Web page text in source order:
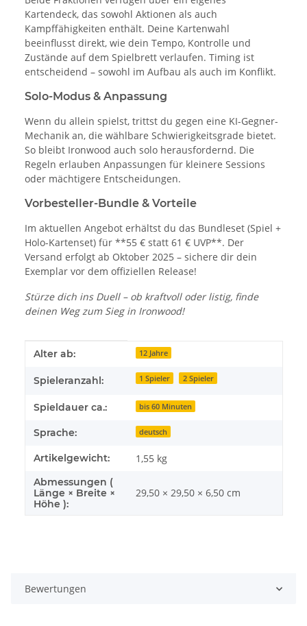
Kartendeck, das sowohl Aktionen als auch
Kampffähigkeiten enthält. Deine Kartenwahl
beeinflusst direkt, wie dein Tempo, Kontrolle und
Zustände auf dem Spielbrett verlaufen. Timing ist
entscheidend – sowohl im Aufbau als auch im Konflikt.
Solo-Modus & Anpassung
Wenn du allein spielst, trittst du gegen eine KI-Gegner-
Mechanik an, die wählbare Schwierigkeitsgrade bietet.
So bleibt Ironwood auch solo herausfordernd. Die
Regeln erlauben Anpassungen für kleinere Sessions
oder mächtigere Entscheidungen.
Vorbesteller-Bundle & Vorteile
Im aktuellen Angebot erhältst du das Bundleset (Spiel +
Holo-Kartenset) für **55 € statt 61 € UVP**. Der
Versand erfolgt ab Oktober 2025 – sichere dir dein
Exemplar vor dem offiziellen Release!
Stürze dich ins Duell – ob kraftvoll oder listig, finde
deinen Weg zum Sieg in Ironwood!
Produkteigenschaft
Wert
Alter ab: 12 Jahre
Spieleranzahl: 1 Spieler 2 Spieler
Spieldauer ca.: bis 60 Minuten
Sprache: deutsch
Artikelgewicht: 1,55 kg
Abmessungen (
Länge × Breite ×
Höhe ):
29,50 × 29,50 × 6,50 cm
Bewertungen